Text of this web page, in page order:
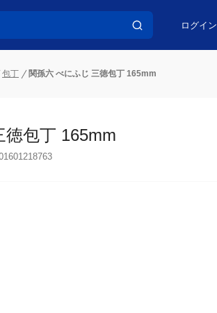
ログイン
包丁 関孫六 べにふじ 三徳包丁 165mm
包丁 165mm